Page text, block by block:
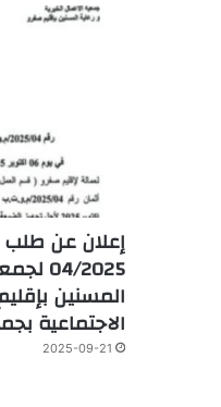
إعلان عن
04/
المسنين
الاجتماعية
2025-09-21